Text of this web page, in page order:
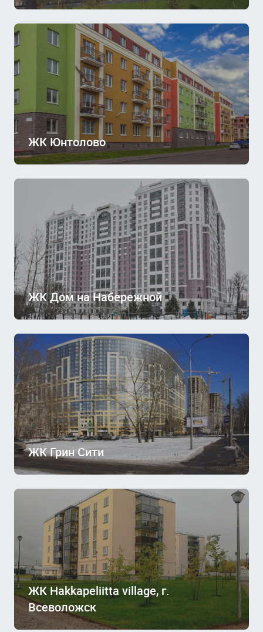
ЖК Юнтолово
ЖК Дом на Набережной
ЖК Грин Сити
ЖК Hakkapeliitta village, г.
Всеволожск